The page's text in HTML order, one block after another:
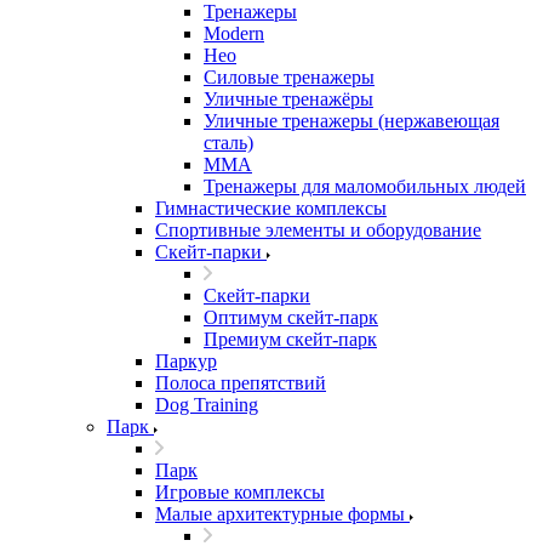
Тренажеры
Modern
Нео
Силовые тренажеры
Уличные тренажёры
Уличные тренажеры (нержавеющая
сталь)
ММА
Тренажеры для маломобильных людей
Гимнастические комплексы
Спортивные элементы и оборудование
Скейт-парки
Скейт-парки
Оптимум скейт-парк
Премиум скейт-парк
Паркур
Полоса препятствий
Dog Training
Парк
Парк
Игровые комплексы
Малые архитектурные формы